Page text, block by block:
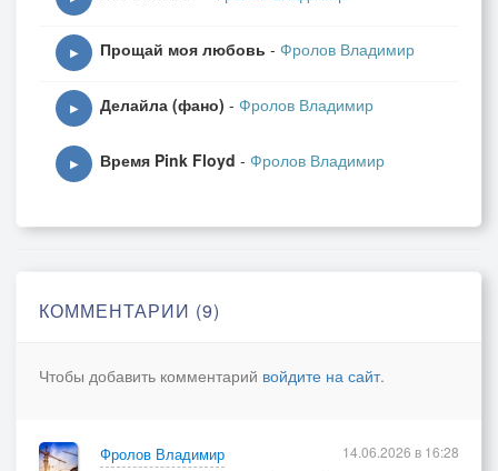
▶ Прощай моя любовь - Фролов Владимир
▶ Делайла (фано) - Фролов Владимир
▶ Время Pink Floyd - Фролов Владимир
КОММЕНТАРИИ (9)
Чтобы добавить комментарий войдите на сайт.
Фролов Владимир
14.06.2026 в 16:28